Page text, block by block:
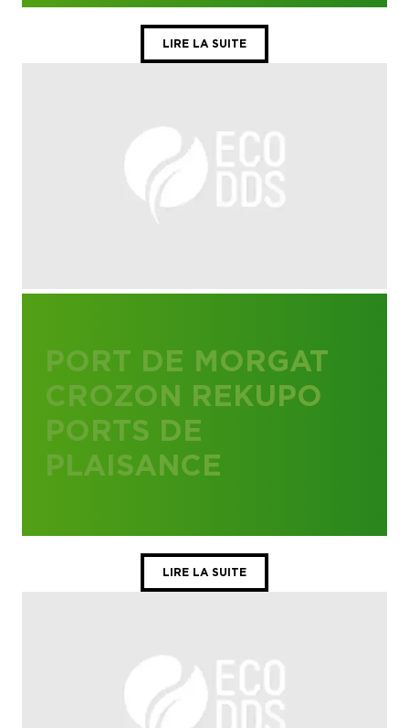
LIRE LA SUITE
PORT DE MORGAT
CROZON REKUPO
PORTS DE
PLAISANCE
LIRE LA SUITE